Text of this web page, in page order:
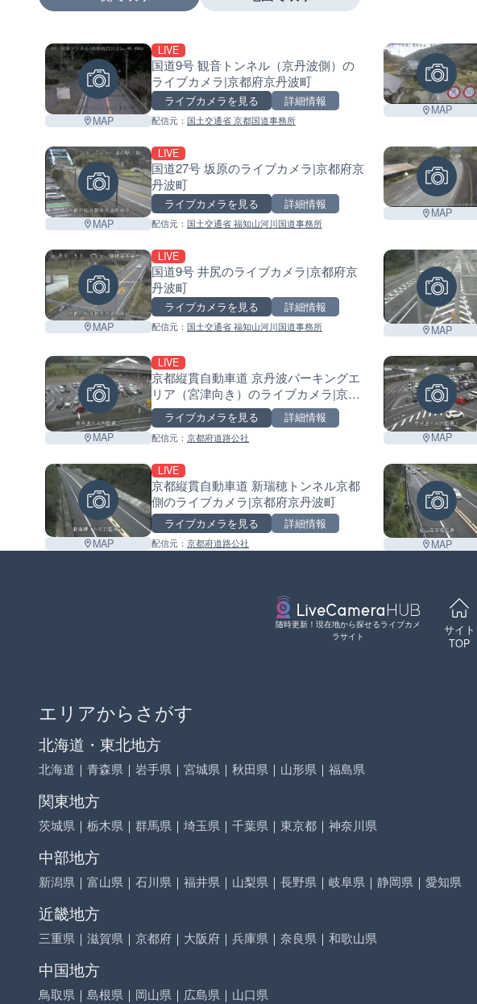
MAP
LIVE
国道9号 観音トンネル（京丹波側）の
ライブカメラ|京都府京丹波町
ライブカメラを見る 詳細情報
配信元： 国土交通省 京都国道事務所
MAP
MAP
LIVE
国道27号 坂原のライブカメラ|京都府京
丹波町
ライブカメラを見る 詳細情報
配信元： 国土交通省 福知山河川国道事務所
MAP
MAP
LIVE
国道9号 井尻のライブカメラ|京都府京
丹波町
ライブカメラを見る 詳細情報
配信元： 国土交通省 福知山河川国道事務所 MAP
MAP
LIVE
京都縦貫自動車道 京丹波パーキングエ
リア（宮津向き）のライブカメラ|京都
府京丹波町
ライブカメラを見る 詳細情報
配信元： 京都府道路公社 MAP
MAP
LIVE
京都縦貫自動車道 新瑞穂トンネル京都
側のライブカメラ|京都府京丹波町
ライブカメラを見る 詳細情報
配信元： 京都府道路公社 MAP
+
−
随時更新！現在地から探せるライブカメ
ラサイト
サイト
TOP
エリアからさがす
北海道・東北地方
北海道 ｜ 青森県 ｜ 岩手県 ｜ 宮城県 ｜ 秋田県 ｜ 山形県 ｜ 福島県
関東地方
茨城県 ｜ 栃木県 ｜ 群馬県 ｜ 埼玉県 ｜ 千葉県 ｜ 東京都 ｜ 神奈川県
中部地方
新潟県 ｜ 富山県 ｜ 石川県 ｜ 福井県 ｜ 山梨県 ｜ 長野県 ｜ 岐阜県 ｜ 静岡県 ｜ 愛知県
近畿地方
三重県 ｜ 滋賀県 ｜ 京都府 ｜ 大阪府 ｜ 兵庫県 ｜ 奈良県 ｜ 和歌山県
中国地方
鳥取県 ｜ 島根県 ｜ 岡山県 ｜ 広島県 ｜ 山口県